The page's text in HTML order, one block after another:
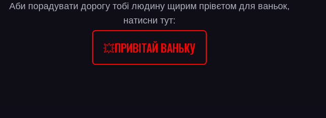
Аби порадувати дорогу тобі людину щирим прівєтом для ваньок,
натисни тут:
💥ПРИВІТАЙ ВАНЬКУ